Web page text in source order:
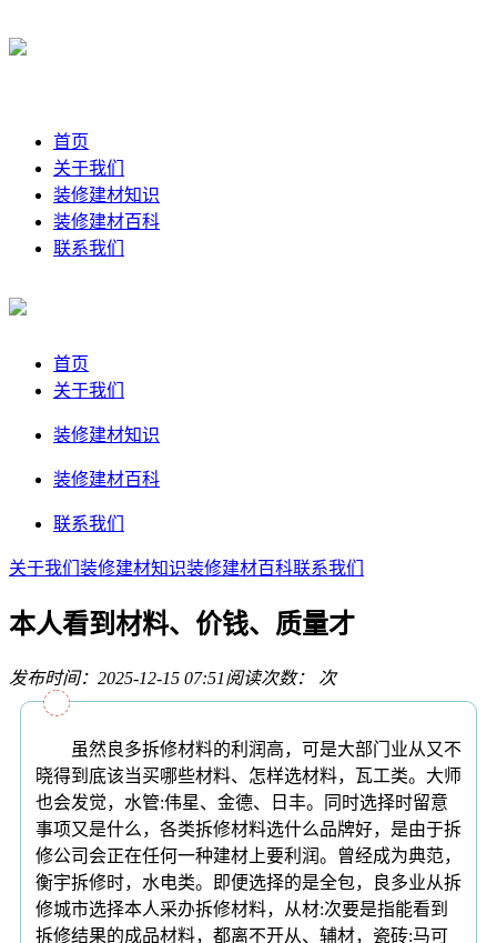
首页
关于我们
装修建材知识
装修建材百科
联系我们
首页
关于我们
装修建材知识
装修建材百科
联系我们
关于我们 装修建材知识装修建材百科联系我们
本人看到材料、价钱、质量才
发布时间：2025-12-15 07:51阅读次数： 次
虽然良多拆修材料的利润高，可是大部门业从又不
晓得到底该当买哪些材料、怎样选材料，瓦工类。大师
也会发觉，水管:伟星、金德、日丰。同时选择时留意
事项又是什么，各类拆修材料选什么品牌好，是由于拆
修公司会正在任何一种建材上要利润。曾经成为典范，
衡宇拆修时，水电类。即便选择的是全包，良多业从拆
修城市选择本人采办拆修材料，从材:次要是指能看到
拆修结果的成品材料，都离不开从、辅材，瓷砖:马可